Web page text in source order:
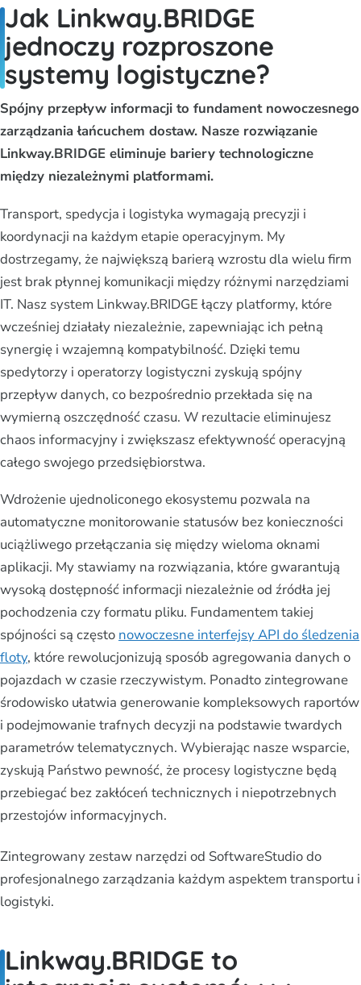
Jak Linkway.BRIDGE
jednoczy rozproszone
systemy logistyczne?
Spójny przepływ informacji to fundament nowoczesnego
zarządzania łańcuchem dostaw. Nasze rozwiązanie
Linkway.BRIDGE eliminuje bariery technologiczne
między niezależnymi platformami.
Transport, spedycja i logistyka wymagają precyzji i
koordynacji na każdym etapie operacyjnym. My
dostrzegamy, że największą barierą wzrostu dla wielu firm
jest brak płynnej komunikacji między różnymi narzędziami
IT. Nasz system Linkway.BRIDGE łączy platformy, które
wcześniej działały niezależnie, zapewniając ich pełną
synergię i wzajemną kompatybilność. Dzięki temu
spedytorzy i operatorzy logistyczni zyskują spójny
przepływ danych, co bezpośrednio przekłada się na
wymierną oszczędność czasu. W rezultacie eliminujesz
chaos informacyjny i zwiększasz efektywność operacyjną
całego swojego przedsiębiorstwa.
Wdrożenie ujednoliconego ekosystemu pozwala na
automatyczne monitorowanie statusów bez konieczności
uciążliwego przełączania się między wieloma oknami
aplikacji. My stawiamy na rozwiązania, które gwarantują
wysoką dostępność informacji niezależnie od źródła jej
pochodzenia czy formatu pliku. Fundamentem takiej
spójności są często nowoczesne interfejsy API do śledzenia
floty, które rewolucjonizują sposób agregowania danych o
pojazdach w czasie rzeczywistym. Ponadto zintegrowane
środowisko ułatwia generowanie kompleksowych raportów
i podejmowanie trafnych decyzji na podstawie twardych
parametrów telematycznych. Wybierając nasze wsparcie,
zyskują Państwo pewność, że procesy logistyczne będą
przebiegać bez zakłóceń technicznych i niepotrzebnych
przestojów informacyjnych.
Zintegrowany zestaw narzędzi od SoftwareStudio do
profesjonalnego zarządzania każdym aspektem transportu i
logistyki.
Linkway.BRIDGE to